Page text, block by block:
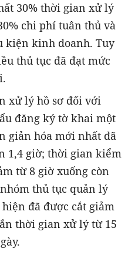
30% thời gian xử lý
chi phí tuân thủ và
kiện kinh doanh. Tuy
thủ tục đã đạt mức
xử lý hồ sơ đối với
đăng ký tờ khai một
giản hóa mới nhất đã
1,4 giờ; thời gian kiểm
từ 8 giờ xuống còn
thủ tục quản lý
đã được cắt giảm
thời gian xử lý từ 15